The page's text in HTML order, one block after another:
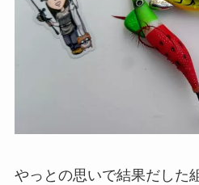
やっとの思いで結果だした